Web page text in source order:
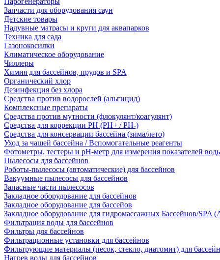
Запчасти для оборудования саун
Детские товары
Надувные матрасы и круги для аквапарков
Техника для сада
Газонокосилки
Климатическое оборудование
Чиллеры
Химия для бассейнов, прудов и SPA
Органический хлор
Дезинфекция без хлора
Средства против водорослей (альгицид)
Комплексные препараты
Средства против мутности (флокулянт/коагулянт)
Средства для коррекции PH (PH+ / PH-)
Средства для консервации бассейна (зима/лето)
Уход за чашей бассейна / Вспомогательные реагенты
Фотометры, тестеры и рН-метр для измерения показателей
Пылесосы для бассейнов
Роботы-пылесосы (автоматические) для бассейнов
Вакуумные пылесосы для бассейнов
Запасные части пылесосов
Закладное оборудование для бассейнов
Закладное оборудование для бассейов
Закладное оборудование для гидромассажных Бассейнов/SPA
Фильтрация воды для бассейнов
Фильтры для бассейнов
Фильтрационные установки для бассейнов
Фильтрующие материалы (песок, стекло, диатомит) для
Нагрев воды для бассейнов